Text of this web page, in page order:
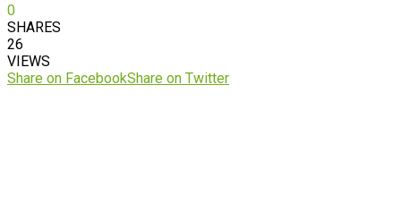
0
SHARES
26
VIEWS
Share on FacebookShare on Twitter